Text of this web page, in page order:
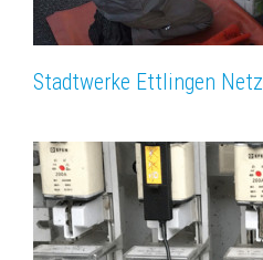
Stadtwerke Ettlingen Netz